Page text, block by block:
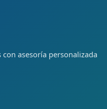
asesoría personalizada